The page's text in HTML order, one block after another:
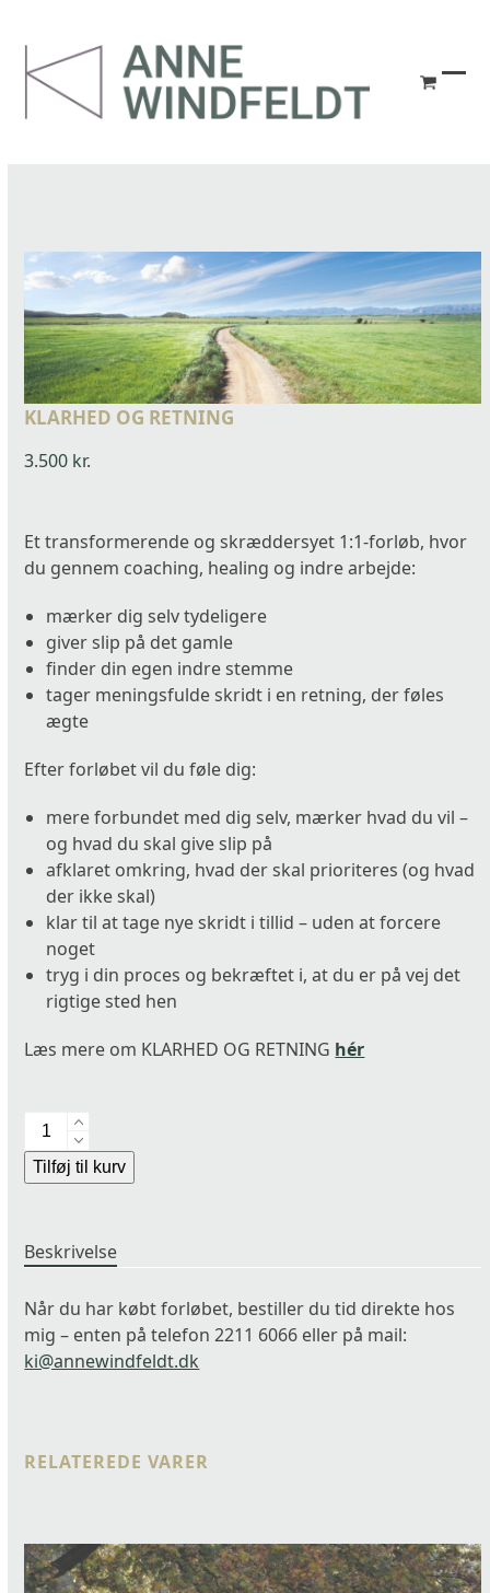
content
go
KLARHED OG RETNING
3.500 kr.
Et transformerende og skræddersyet 1:1-forløb, hvor
du gennem coaching, healing og indre arbejde:
mærker dig selv tydeligere
giver slip på det gamle
finder din egen indre stemme
tager meningsfulde skridt i en retning, der føles
ægte
Efter forløbet vil du føle dig:
mere forbundet med dig selv, mærker hvad du vil –
og hvad du skal give slip på
afklaret omkring, hvad der skal prioriteres (og hvad
der ikke skal)
klar til at tage nye skridt i tillid – uden at forcere
noget
tryg i din proces og bekræftet i, at du er på vej det
rigtige sted hen
Læs mere om KLARHED OG RETNING hér
KLARHED
OG
RETNING
Tilføj til kurv
Beskrivelse
Når du har købt forløbet, bestiller du tid direkte hos
mig – enten på telefon 2211 6066 eller på mail:
ki@annewindfeldt.dk
RELATEREDE VARER
Use
the